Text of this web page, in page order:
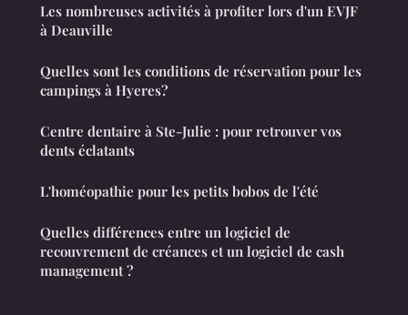
Les nombreuses activités à profiter lors d'un EVJF
à Deauville
Quelles sont les conditions de réservation pour les
campings à Hyeres?
Centre dentaire à Ste-Julie : pour retrouver vos
dents éclatants
L'homéopathie pour les petits bobos de l'été
Quelles différences entre un logiciel de
recouvrement de créances et un logiciel de cash
management ?